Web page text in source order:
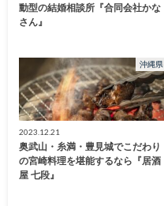
動型の結婚相談所『合同会社かな
さん』
沖縄県
2023.12.21
奥武山・糸満・豊見城でこだわり
の宮崎料理を堪能するなら『居酒
屋 七段』